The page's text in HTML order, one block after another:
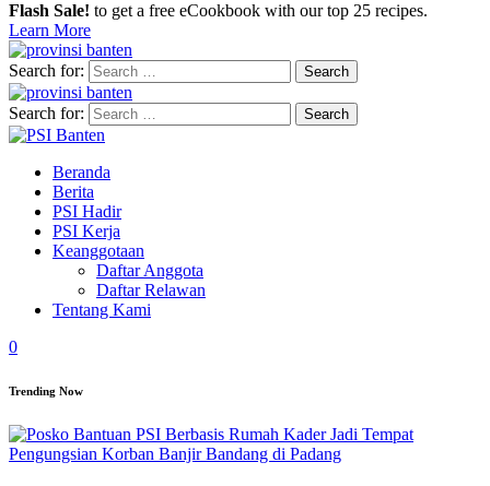
Flash Sale! to get a free eCookbook with our top 25 recipes.
Learn More
Search for:
Search for:
Beranda
Berita
PSI Hadir
PSI Kerja
Keanggotaan
Daftar Anggota
Daftar Relawan
Tentang Kami
0
Trending Now